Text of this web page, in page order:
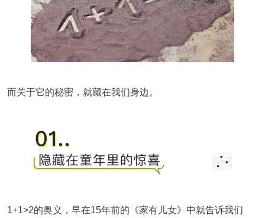
而关于它的秘密，就藏在我们身边。
1+1>2的奥义，早在15年前的《家有儿女》中就告诉我们